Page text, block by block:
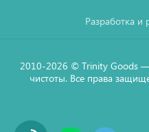
Разработка и
2010-2026 © Тrinity Goods —
чистоты. Все права